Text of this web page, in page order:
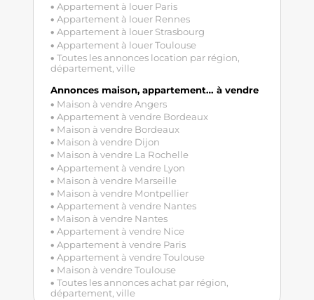
Appartement à louer Paris
Appartement à louer Rennes
Appartement à louer Strasbourg
Appartement à louer Toulouse
Toutes les annonces location par région,
département, ville
Annonces maison, appartement… à vendre
Maison à vendre Angers
Appartement à vendre Bordeaux
Maison à vendre Bordeaux
Maison à vendre Dijon
Maison à vendre La Rochelle
Appartement à vendre Lyon
Maison à vendre Marseille
Maison à vendre Montpellier
Appartement à vendre Nantes
Maison à vendre Nantes
Appartement à vendre Nice
Appartement à vendre Paris
Appartement à vendre Toulouse
Maison à vendre Toulouse
Toutes les annonces achat par région,
département, ville